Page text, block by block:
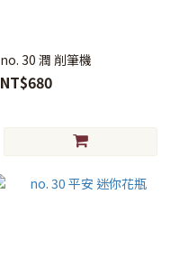
no. 30 潤 削筆機
NT$680